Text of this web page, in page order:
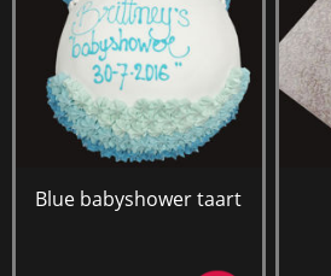
Blue babyshower taart